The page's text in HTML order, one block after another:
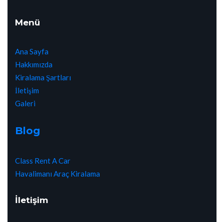
Menü
Ana Sayfa
Hakkımızda
Kiralama Şartları
İletişim
Galeri
Blog
Class Rent A Car
Havalimanı Araç Kiralama
İletişim